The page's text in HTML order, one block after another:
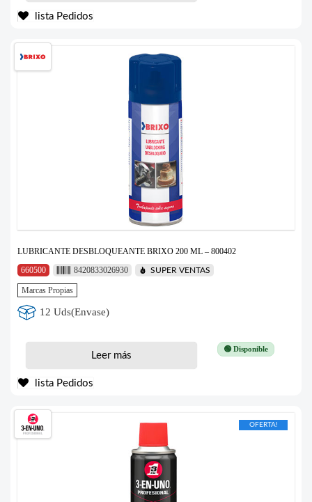
lista Pedidos
LUBRICANTE DESBLOQUEANTE BRIXO 200 ML – 800402
660500
8420833026930 SUPER VENTAS
Marcas Propias
12 Uds(Envase)
🟢 Disponible
Leer más
lista Pedidos
OFERTA!